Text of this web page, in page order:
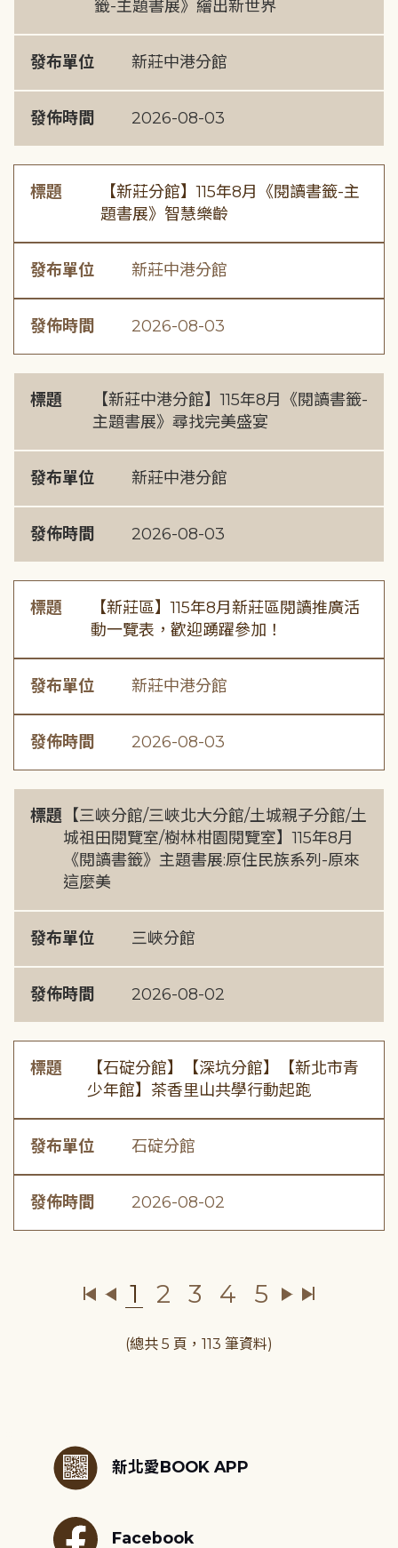
籤-主題書展》繪出新世界
發布單位 新莊中港分館
發佈時間 2026-08-03
標題
【新莊分館】115年8月《閱讀書籤-主
題書展》智慧樂齡
發布單位 新莊中港分館
發佈時間 2026-08-03
標題
【新莊中港分館】115年8月《閱讀書籤-
主題書展》尋找完美盛宴
發布單位 新莊中港分館
發佈時間 2026-08-03
標題
【新莊區】115年8月新莊區閱讀推廣活
動一覽表，歡迎踴躍參加！
發布單位 新莊中港分館
發佈時間 2026-08-03
標題 【三峽分館/三峽北大分館/土城親子分館/土
城祖田閱覽室/樹林柑園閱覽室】115年8月
《閱讀書籤》主題書展:原住民族系列-原來
這麼美
發布單位 三峽分館
發佈時間 2026-08-02
標題
【石碇分館】【深坑分館】【新北市青
少年館】茶香里山共學行動起跑
發布單位 石碇分館
發佈時間 2026-08-02
1 2 3 4 5
(總共 5 頁，113 筆資料)
新北愛BOOK APP
Facebook